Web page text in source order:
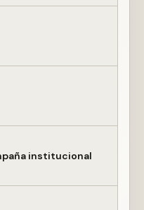
institucional